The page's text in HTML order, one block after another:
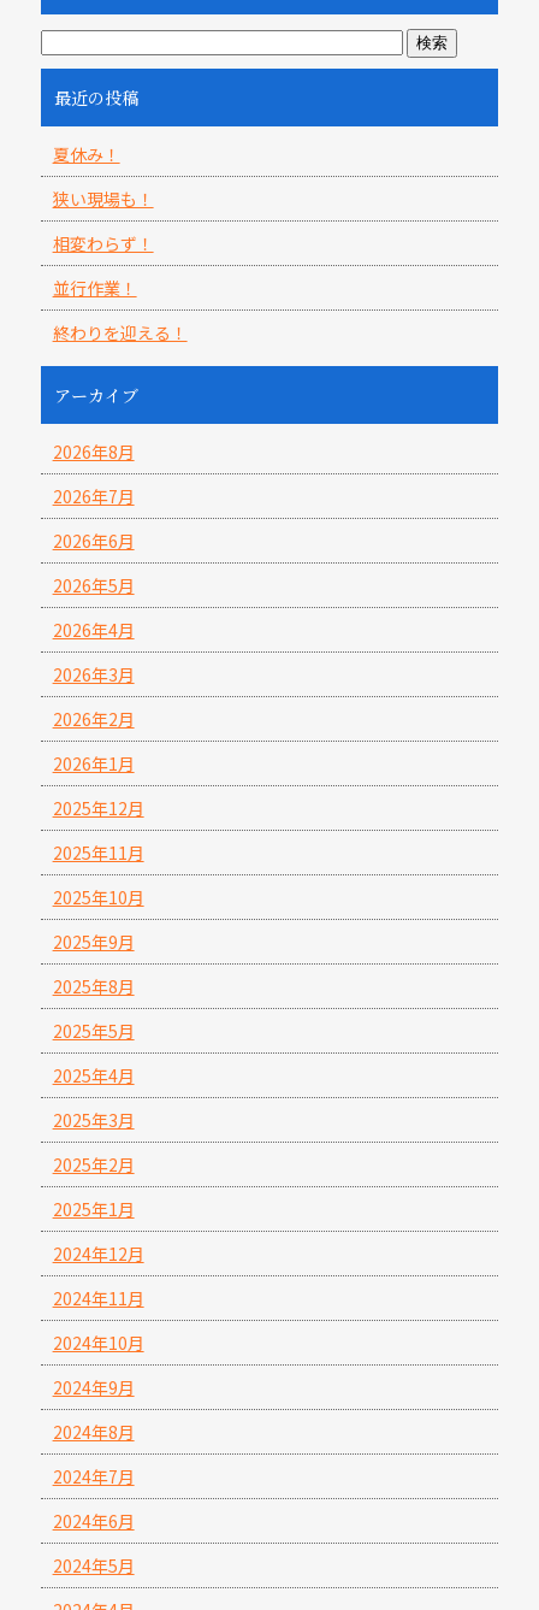
最近の投稿
夏休み！
狭い現場も！
相変わらず！
並行作業！
終わりを迎える！
アーカイブ
2026年8月
2026年7月
2026年6月
2026年5月
2026年4月
2026年3月
2026年2月
2026年1月
2025年12月
2025年11月
2025年10月
2025年9月
2025年8月
2025年5月
2025年4月
2025年3月
2025年2月
2025年1月
2024年12月
2024年11月
2024年10月
2024年9月
2024年8月
2024年7月
2024年6月
2024年5月